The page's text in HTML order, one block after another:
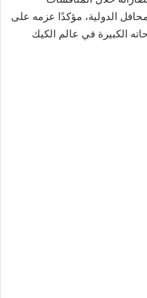
الدولية، مؤكدًا عزمه على
الكبيرة في عالم الكيك